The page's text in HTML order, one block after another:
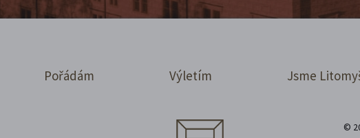
Pořádám Výletím Jsme
©